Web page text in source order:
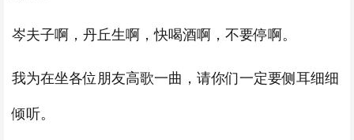
岑夫子啊，丹丘生啊，快喝酒啊，不要停啊。
我为在坐各位朋友高歌一曲，请你们一定要侧耳细细
倾听。